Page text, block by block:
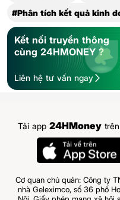
#Phân tích kết quả kinh
Kết nối truyền thông
cùng 24HMONEY ?
Liên hệ tư vấn ngay
Tải app 24HMoney
Cơ quan chủ quản: Công ty
nhà Geleximco, số 36 phố